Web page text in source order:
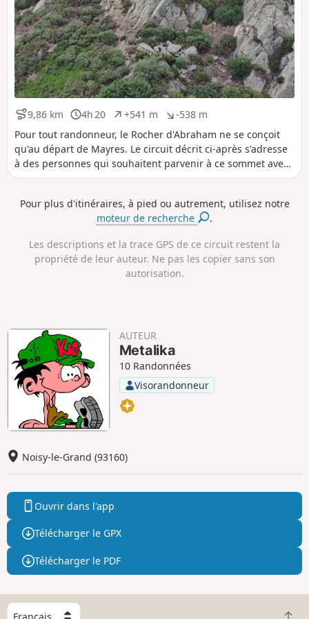
9,86 km
D
i
s
t
a
n
4h 20
D
u
r
é
e
+541 m
D
é
n
i
v
e
é
p
s
i
-538 m
D
é
n
i
v
e
é
n
g
a
t
i
Pour tout randonneur, le Rocher d'Abraham ne se conçoit
qu'au départ de Mayres. Le circuit décrit ci-après s'adresse
à des personnes qui souhaitent parvenir à ce sommet avec
un effort moindre. Il est réalisable sur une après-midi, ne
et permet de bénéficier de vastes et magnifiques paysages
tout au long du parcours.
Pour plus d'itinéraires, à pied ou autrement, utilisez notre
moteur de recherche
.
Les descriptions et la trace GPS de ce circuit restent la
propriété de leur auteur. Ne pas les copier sans son
autorisation.
AUTEUR
Metalika
10 Randonnées
Visorandonneur
Noisy-le-Grand (93160)
Ouvrir dans l'app
Télécharger le GPX
Télécharger le PDF
C